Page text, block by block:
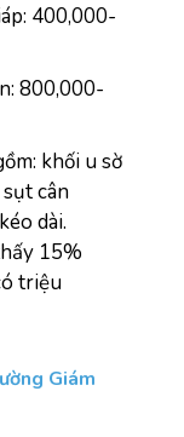
400,000-
800,000-
khối u sờ
cân
dài.
15%
triệu
Giám